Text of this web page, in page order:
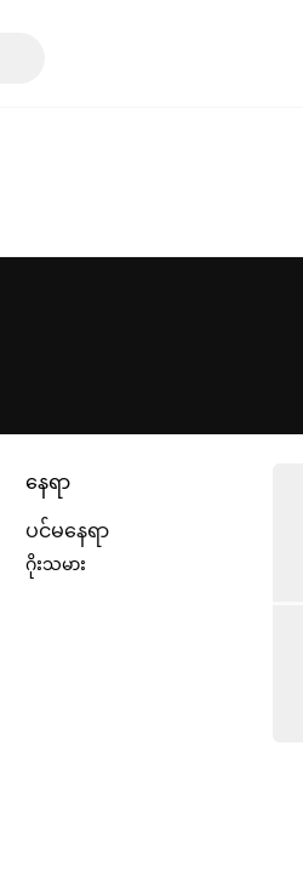
နေရာ
ပင်မနေရာ
ဂိုးသမား